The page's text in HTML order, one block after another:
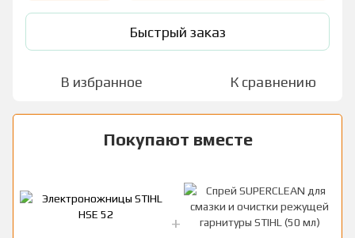
Быстрый заказ
В избранное К сравнению
Покупают вместе